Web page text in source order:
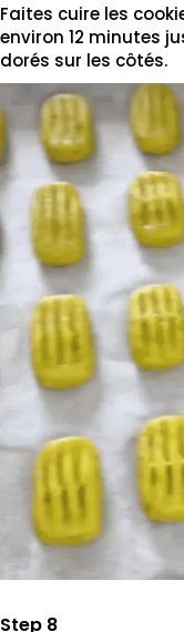
Faites cuire les
environ 12 minutes
dorés sur les côtés.